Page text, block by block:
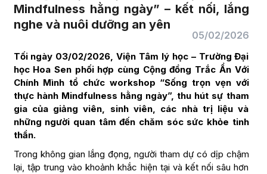
Mindfulness hằng ngày” – kết nối, lắng
nghe và nuôi dưỡng an yên
05/02/2026
Tối ngày 03/02/2026, Viện Tâm lý học – Trường Đại
học Hoa Sen phối hợp cùng Cộng đồng Trắc Ẩn Với
Chính Mình tổ chức workshop “Sống trọn vẹn với
thực hành Mindfulness hằng ngày”, thu hút sự tham
gia của giảng viên, sinh viên, các nhà trị liệu và
những người quan tâm đến chăm sóc sức khỏe tinh
thần.
Trong không gian lắng đọng, người tham dự có dịp chậm
lại, tập trung vào khoảnh khắc hiện tại và kết nối sâu hơn